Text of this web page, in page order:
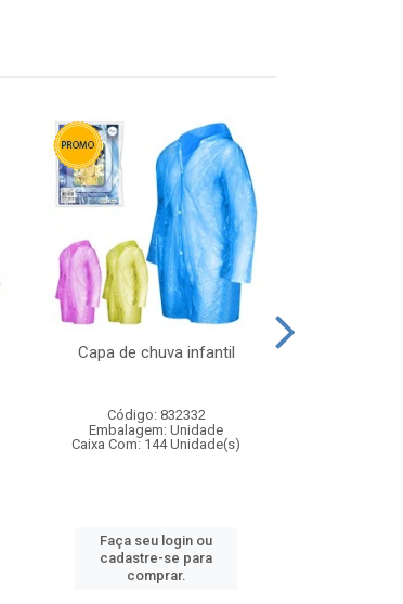
Capa de chuva infantil
Código: 832332
Embalagem: Unidade
Caixa Com: 144 Unidade(s)
Faça seu login ou
cadastre-se para
comprar.